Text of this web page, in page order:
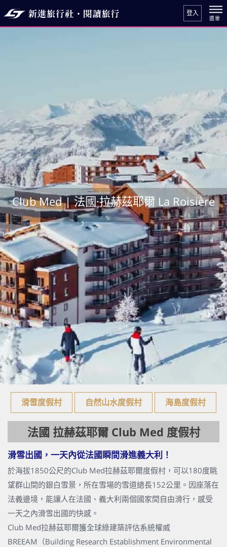
登入
Club Med | 法國·拉赫茲耶爾 La Roisière
滑雪度假村 自然山水度假村 海島度假村
法國 拉赫茲耶爾 Club Med 度假村
滑雪出國，一天內從法國瞬間滑進義大利！
於海拔1850公尺的Club Med拉赫茲耶爾度假村，可以180度眺
望群山間的銀白雪景，所在雪場的雪道總長152公里。因座落在
法義邊境，能讓人在法國、義大利兩個國家間自由滑行，感受
一天之內滑雪出國的快感。
Club Med拉赫茲耶爾獲全球綠建築評估系統權威
BREEAM（Building Research Establishment Environmental